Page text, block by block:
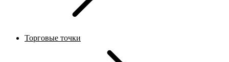
Торговые точки